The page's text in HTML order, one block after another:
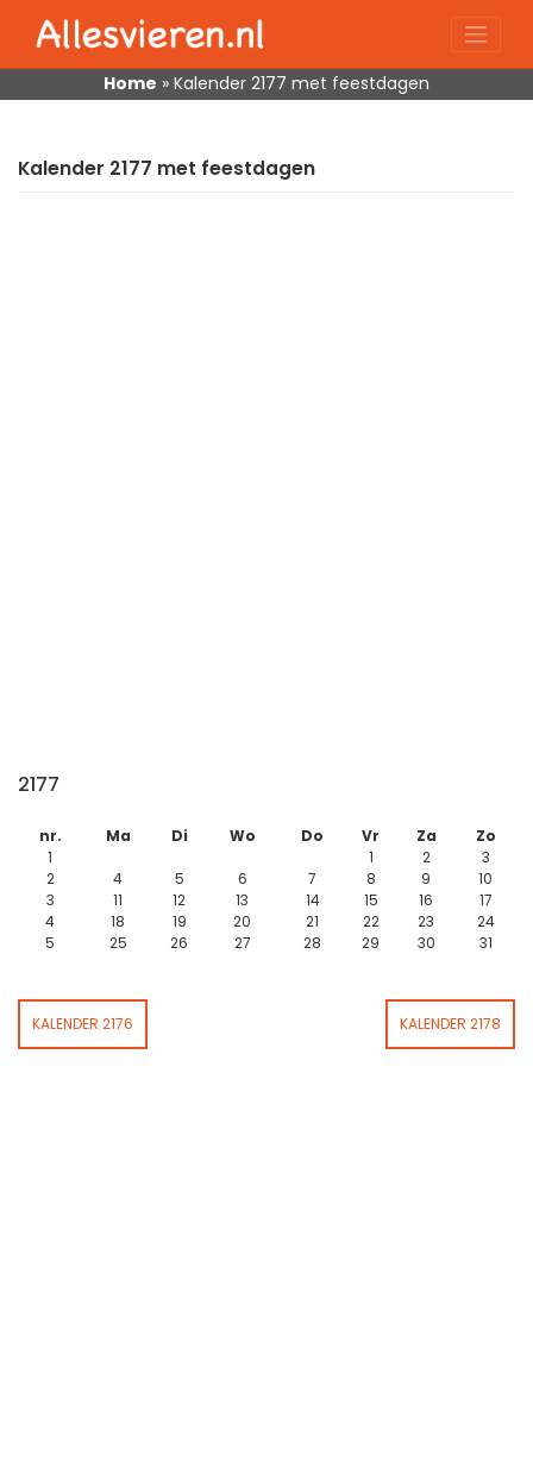
content
Home » Kalender 2177 met feestdagen
Kalender 2177 met feestdagen
2177
nr. Ma Di Wo Do Vr Za
Zo
1
1 2
3
2
4 5 6 7 8 9
10
3
11 12 13 14 15 16
17
4
18 19 20 21 22 23
24
5
25 26 27 28 29 30 31
KALENDER 2176 KALENDER 2178